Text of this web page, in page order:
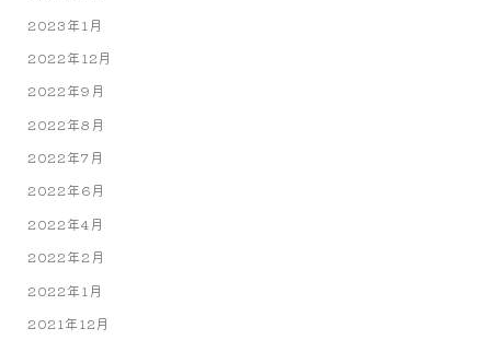
2023年1月
2022年12月
2022年9月
2022年8月
2022年7月
2022年6月
2022年4月
2022年2月
2022年1月
2021年12月